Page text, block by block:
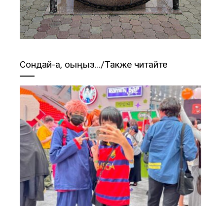
Сондай-ақ, оқыңыз…/Также читайте